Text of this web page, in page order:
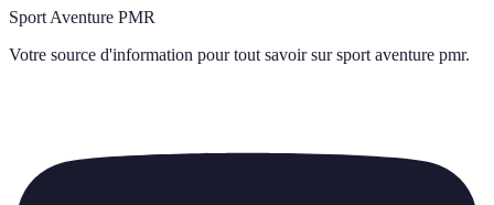
Sport Aventure PMR
Votre source d'information pour tout savoir sur sport aventure pmr.